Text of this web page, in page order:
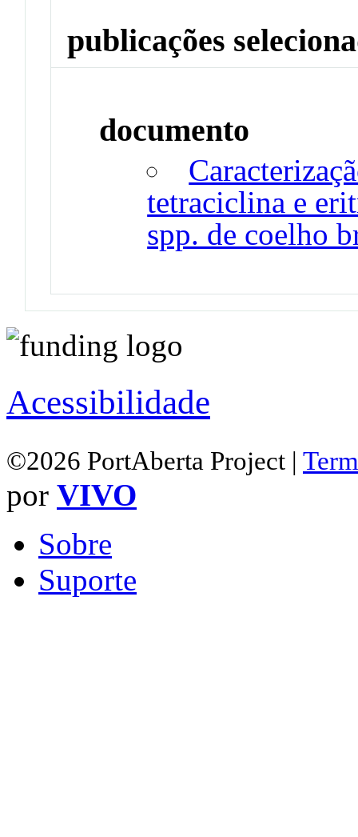
publicações
documento
tetraciclina e
spp. de coelho
Acessibilidade
©2026 PortAberta Project |
por VIVO
Sobre
Suporte